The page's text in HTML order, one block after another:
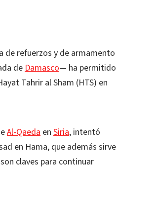
de refuerzos y de armamento
deDamasco— ha permitido
Tahrir al Sham (HTS) en
Al-Qaeda en Siria, intentó
en Hama, que además sirve
claves para continuar